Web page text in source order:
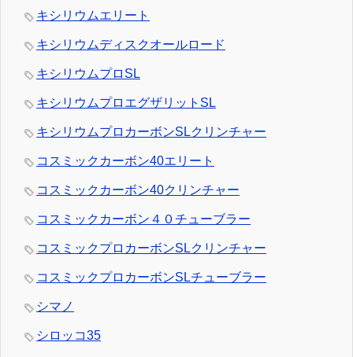
キシリウムエリート
キシリウムディスクオールロード
キシリウムプロSL
キシリウムプロエグザリットSL
キシリウムプロカーボンSLクリンチャー
コスミックカーボン40エリート
コスミックカーボン40クリンチャー
コスミックカーボン４０チューブラー
コスミックプロカーボンSLクリンチャー
コスミックプロカーボンSLチューブラー
シマノ
シロッコ35